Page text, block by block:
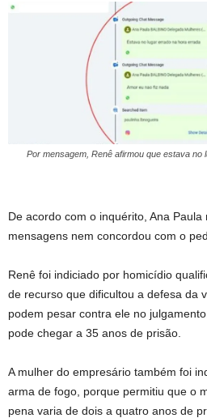
Por mensagem, Renê afirmou que estava
De acordo com o inquérito, Ana
mensagens nem concordou com o
Renê foi indiciado por homicídio
de recurso que dificultou a defesa da
podem pesar contra ele no
pode chegar a 35 anos de prisão.
A mulher do empresário também foi
arma de fogo, porque permitiu que o
pena varia de dois a quatro anos de